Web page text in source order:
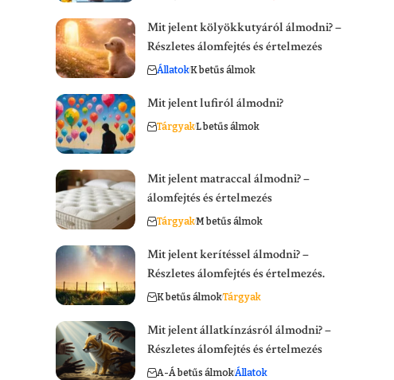
Mit jelent kölyökkutyáról álmodni? –
Részletes álomfejtés és értelmezés
ÁllatokK betűs álmok
Mit jelent lufiról álmodni?
TárgyakL betűs álmok
Mit jelent matraccal álmodni? –
álomfejtés és értelmezés
TárgyakM betűs álmok
Mit jelent kerítéssel álmodni? –
Részletes álomfejtés és értelmezés.
K betűs álmokTárgyak
Mit jelent állatkínzásról álmodni? –
Részletes álomfejtés és értelmezés
A-Á betűs álmokÁllatok